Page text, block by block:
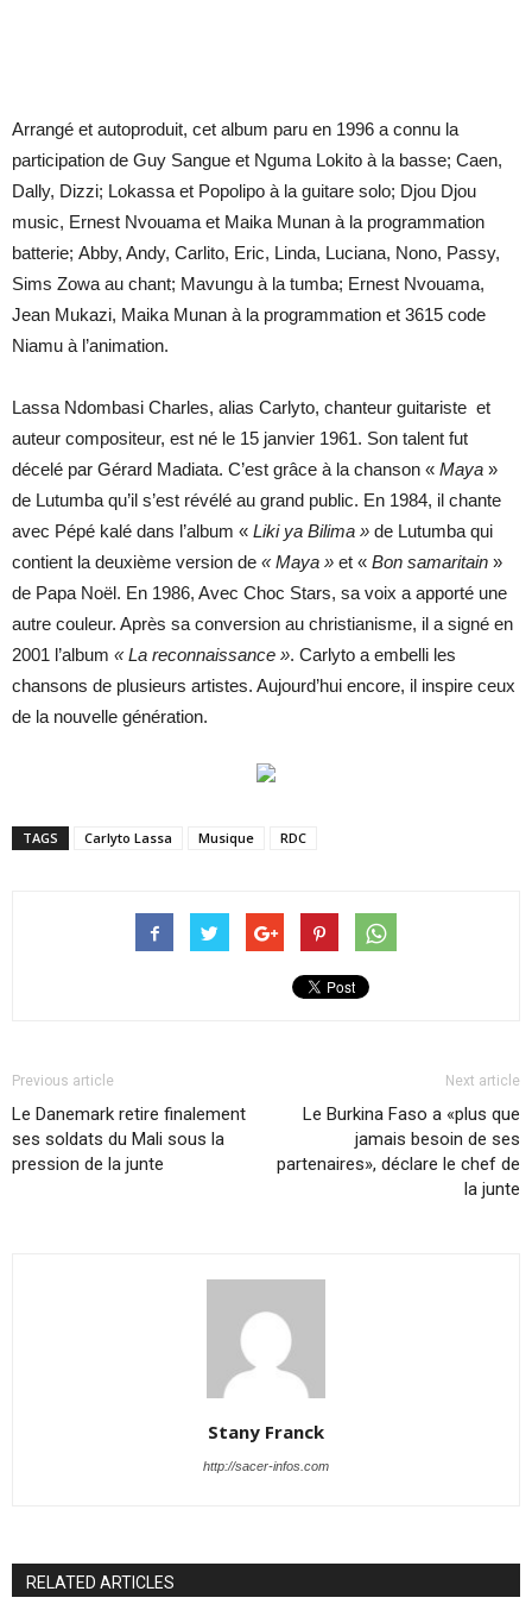
Arrangé et autoproduit, cet album paru en 1996 a connu la
participation de Guy Sangue et Nguma Lokito à la basse; Caen,
Dally, Dizzi; Lokassa et Popolipo à la guitare solo; Djou Djou
music, Ernest Nvouama et Maika Munan à la programmation
batterie; Abby, Andy, Carlito, Eric, Linda, Luciana, Nono, Passy,
Sims Zowa au chant; Mavungu à la tumba; Ernest Nvouama,
Jean Mukazi, Maika Munan à la programmation et 3615 code
Niamu à l’animation.
Lassa Ndombasi Charles, alias Carlyto, chanteur guitariste et
auteur compositeur, est né le 15 janvier 1961. Son talent fut
décelé par Gérard Madiata. C’est grâce à la chanson « Maya »
de Lutumba qu’il s’est révélé au grand public. En 1984, il chante
avec Pépé kalé dans l’album « Liki ya Bilima » de Lutumba qui
contient la deuxième version de « Maya » et « Bon samaritain »
de Papa Noël. En 1986, Avec Choc Stars, sa voix a apporté une
autre couleur. Après sa conversion au christianisme, il a signé en
2001 l’album « La reconnaissance ». Carlyto a embelli les
chansons de plusieurs artistes. Aujourd’hui encore, il inspire ceux
de la nouvelle génération.
TAGS Carlyto Lassa Musique RDC
Previous article
Le Danemark retire finalement
ses soldats du Mali sous la
pression de la junte
Next article
Le Burkina Faso a «plus que
jamais besoin de ses
partenaires», déclare le chef de
la junte
Stany Franck
http://sacer-infos.com
RELATED ARTICLES